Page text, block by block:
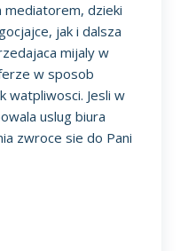
dzieki
jak i dalsza
mijaly w
w sposob
watpliwosci. Jesli w
uslug biura
zwroce sie do Pani